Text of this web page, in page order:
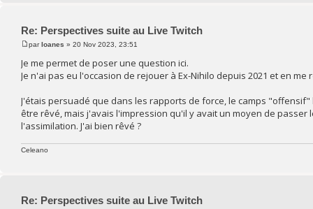
Re: Perspectives suite au Live Twitch
parIoanes » 20 Nov 2023, 23:51
Je me permet de poser une question ici.
Je n'ai pas eu l'occasion de rejouer à Ex-Nihilo depuis 2021 et en
J'étais persuadé que dans les rapports de force, le camps
être rêvé, mais j'avais l'impression qu'il y avait un moyen de
l'assimilation. J'ai bien rêvé ?
Celeano
Re: Perspectives suite au Live Twitch